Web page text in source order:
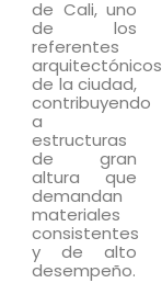
de Cali, uno
de los
referentes
arquitectónicos
de la ciudad,
contribuyendo
a
estructuras
de gran
altura que
demandan
materiales
consistentes
y de alto
desempeño.